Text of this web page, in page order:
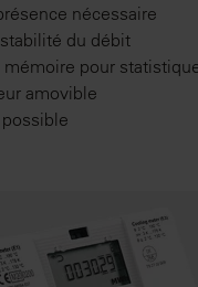
nécessaire
du débit
pour
amovible